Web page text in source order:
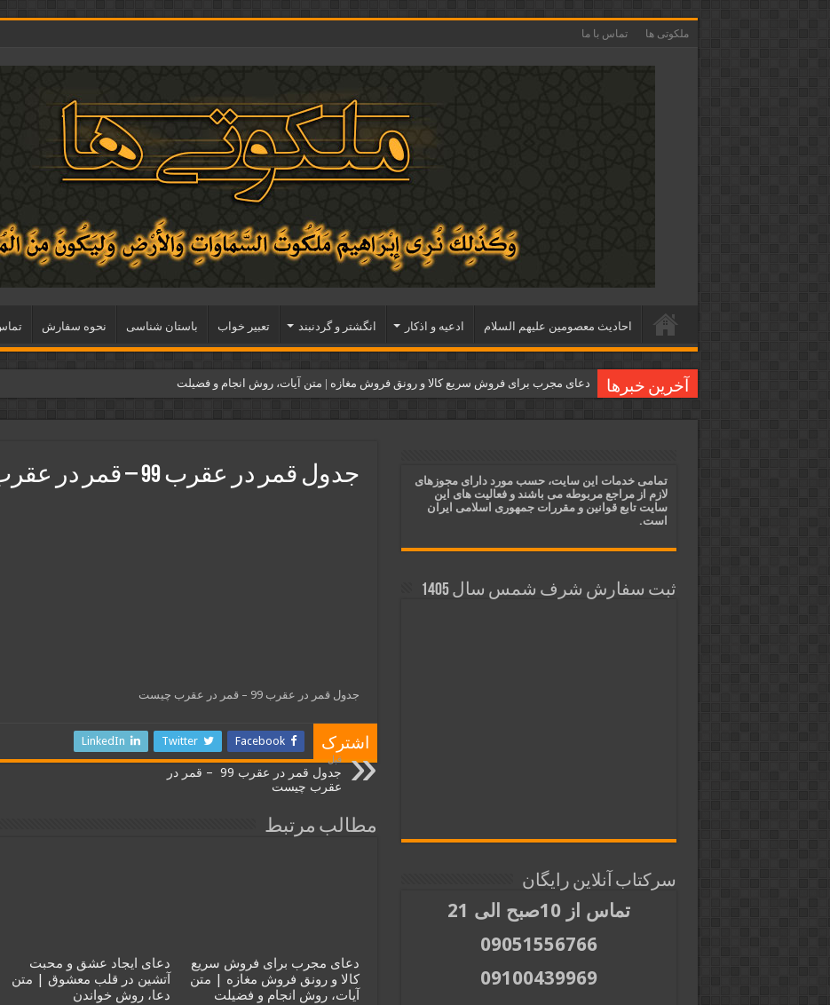
ملکوتی ها تماس با ما
احاديث معصومين عليهم السلام ادعيه و اذكار انگشتر و گردنبند تعبیر خواب باستان شناسی نحوه سفارش
آخرین خبرها دعای مجرب برای فروش سریع کالا و رونق فروش مغازه | متن آیات، روش انجام و فضیلت
آیات قرآنی برای استجابت دعا و آسان شدن کارها و برآورده شدن حاجت
قویترین ذکر استجابت دعا و حاجت روایی | ذکر اسماء الحسنی برآورده شدن حاجت
جدول قمر در عقرب 99 – قمر در عقرب چیست
جدول قمر در عقرب 99 – قمر در عقرب چیست
اشترک Facebook
Twitter
LinkedIn
قبل
جدول قمر در عقرب 99 – قمر در
عقرب چیست
مطالب مرتبط
دعای مجرب برای فروش سریع
کالا و رونق فروش مغازه | متن
آیات، روش انجام و فضیلت
دعای ایجاد عشق و محبت
آتشین در قلب معشوق | متن
دعا، روش خواندن
تمامی خدمات این سایت، حسب مورد دارای مجوزهای
لازم از مراجع مربوطه می باشند و فعالیت های این
سایت تابع قوانین و مقررات جمهوری اسلامی ایران
است.
ثبت سفارش شرف شمس سال 1405
سرکتاب آنلاین رایگان
تماس از 10صبح الی 21
09051556766
09100439969